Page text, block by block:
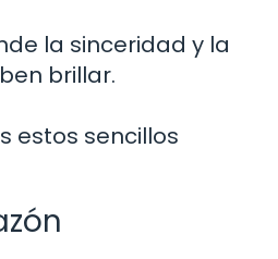
la sinceridad y la
brillar.
estos sencillos